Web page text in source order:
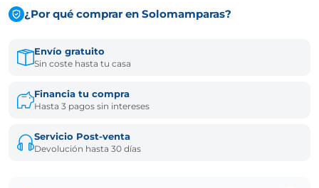
¿Por qué comprar en Solomamparas?
Envío gratuito
Sin coste hasta tu casa
Financia tu compra
Hasta 3 pagos sin intereses
Servicio Post-venta
Devolución hasta 30 días